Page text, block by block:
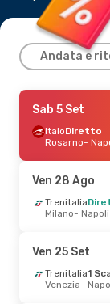
Andata e
Ven 18 Set
Trenitalia
Latina- Napoli
Ven 28 Ago-
Trenitalia
Napoli- Roma
Sab 5 Set
ItaloDiretto
Rosarno-
Ven 28 Ago
Trenitalia
Milano- Napoli
Ven 25 Set
Trenitalia1
Venezia-